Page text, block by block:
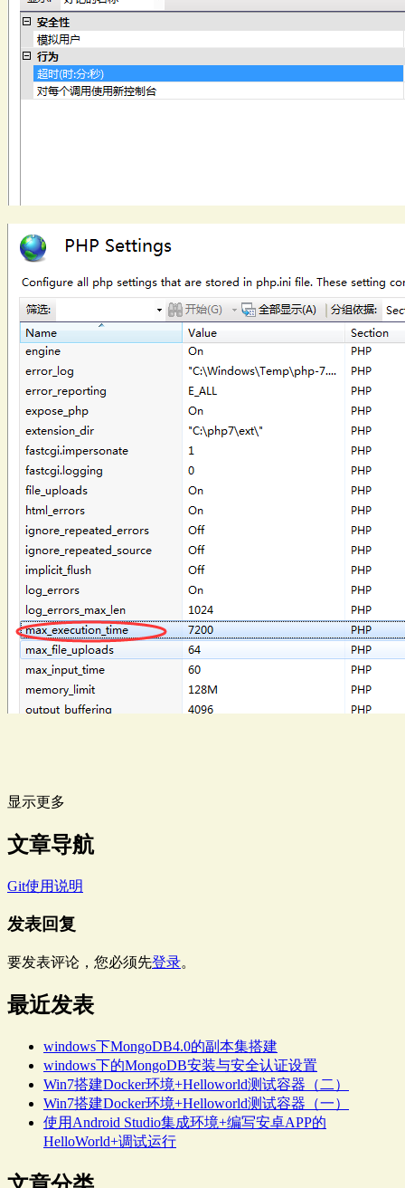
显示更多
文章导航
Git使用说明
发表回复
要发表评论，您必须先登录。
最近发表
windows下MongoDB4.0的副本集搭建
windows下的MongoDB安装与安全认证设置
Win7搭建Docker环境+Helloworld测试容器（二）
Win7搭建Docker环境+Helloworld测试容器（一）
使用Android Studio集成环境+编写安卓APP的
HelloWorld+调试运行